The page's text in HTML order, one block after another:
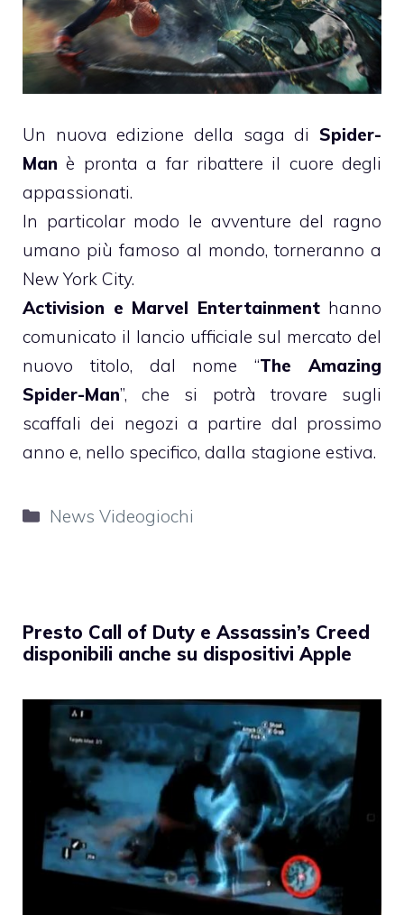
Un nuova edizione della saga di Spider-
Man è pronta a far ribattere il cuore degli
appassionati.
In particolar modo le avventure del ragno
umano più famoso al mondo, torneranno a
New York City.
Activision e Marvel Entertainmenthanno
comunicato il lancio ufficiale sul mercato del
nuovo titolo, dal nome “The Amazing
Spider-Man”, che si potrà trovare sugli
scaffali dei negozi a partire dal prossimo
anno e, nello specifico, dalla stagione estiva.
Categorie
News Videogiochi
Presto Call of Duty e Assassin’s Creed
disponibili anche su dispositivi Apple